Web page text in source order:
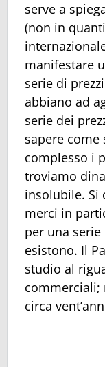
serve a
(non in
manifestare
serie di
abbiano ad
serie dei
sapere
complesso i
troviamo
insolubile. Si
merci in
per una
esistono. Il
studio al
commerciali;
circa